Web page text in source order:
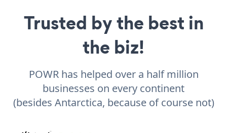
Trusted by the best in
the biz!
POWR has helped over a half million
businesses on every continent
(besides Antarctica, because of course not)